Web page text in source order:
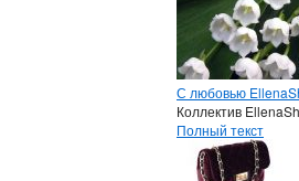
С любовью
Коллектив
Полный текст